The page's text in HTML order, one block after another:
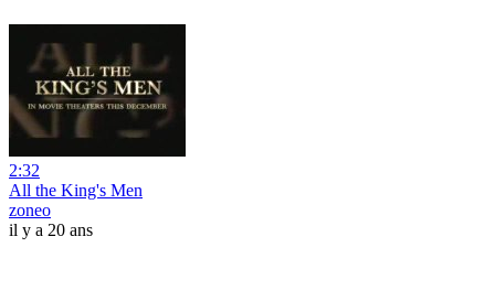
2:32
All the King's Men
zoneo
il y a 20 ans